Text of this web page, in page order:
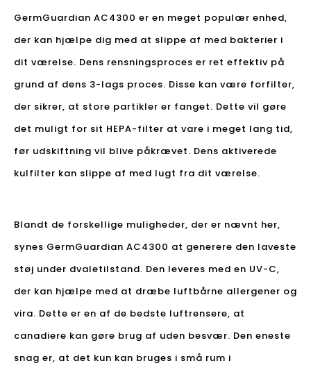
GermGuardian AC4300 er en meget populær enhed,
der kan hjælpe dig med at slippe af med bakterier i
dit værelse. Dens rensningsproces er ret effektiv på
grund af dens 3-lags proces. Disse kan være forfilter,
der sikrer, at store partikler er fanget. Dette vil gøre
det muligt for sit HEPA-filter at vare i meget lang tid,
før udskiftning vil blive påkrævet. Dens aktiverede
kulfilter kan slippe af med lugt fra dit værelse.
Blandt de forskellige muligheder, der er nævnt her,
synes GermGuardian AC4300 at generere den laveste
støj under dvaletilstand. Den leveres med en UV-C,
der kan hjælpe med at dræbe luftbårne allergener og
vira. Dette er en af ​​de bedste luftrensere, at
canadiere kan gøre brug af uden besvær. Den eneste
snag er, at det kun kan bruges i små rum i